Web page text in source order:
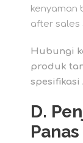
kenyaman
after sales
Hubungi
produk
D.
Panas